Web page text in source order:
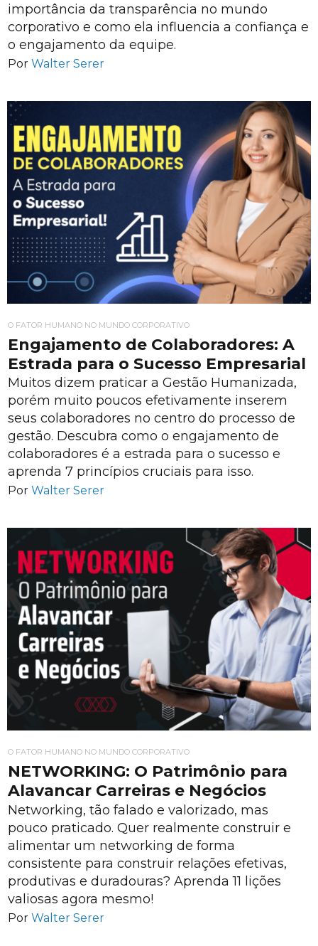
importância da transparência no mundo
corporativo e como ela influencia a confiança e
o engajamento da equipe.
Por Walter Serer
O FATOR HUMANO NO MUNDO CORPORATIVO
Engajamento de Colaboradores: A
Estrada para o Sucesso Empresarial
Muitos dizem praticar a Gestão Humanizada,
porém muito poucos efetivamente inserem
seus colaboradores no centro do processo de
gestão. Descubra como o engajamento de
colaboradores é a estrada para o sucesso e
aprenda 7 princípios cruciais para isso.
Por Walter Serer
O FATOR HUMANO NO MUNDO CORPORATIVO
NETWORKING: O Patrimônio para
Alavancar Carreiras e Negócios
Networking, tão falado e valorizado, mas
pouco praticado. Quer realmente construir e
alimentar um networking de forma
consistente para construir relações efetivas,
produtivas e duradouras? Aprenda 11 lições
valiosas agora mesmo!
Por Walter Serer